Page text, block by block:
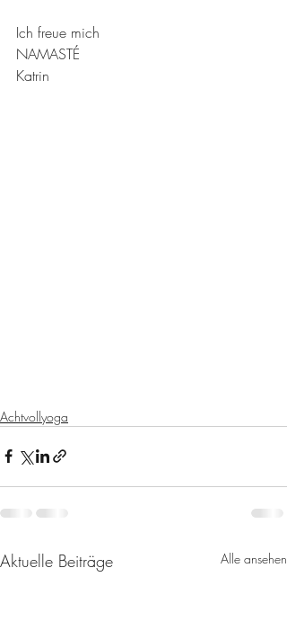
Ich freue mich
NAMASTÉ
Katrin
Achtvollyoga
Aktuelle Beiträge Alle ansehen